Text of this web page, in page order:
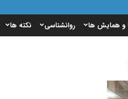
و همایش ها روانشناسی نکته ها